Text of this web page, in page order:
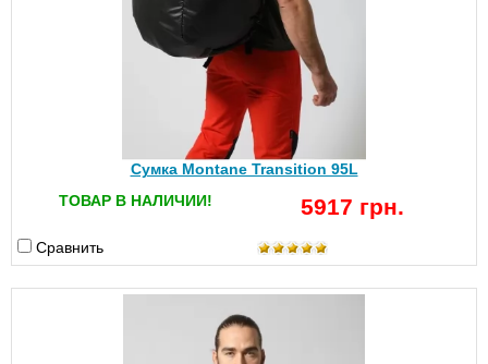
Сумка Montane Transition 95L
ТОВАР В НАЛИЧИИ!
5917 грн.
Сравнить